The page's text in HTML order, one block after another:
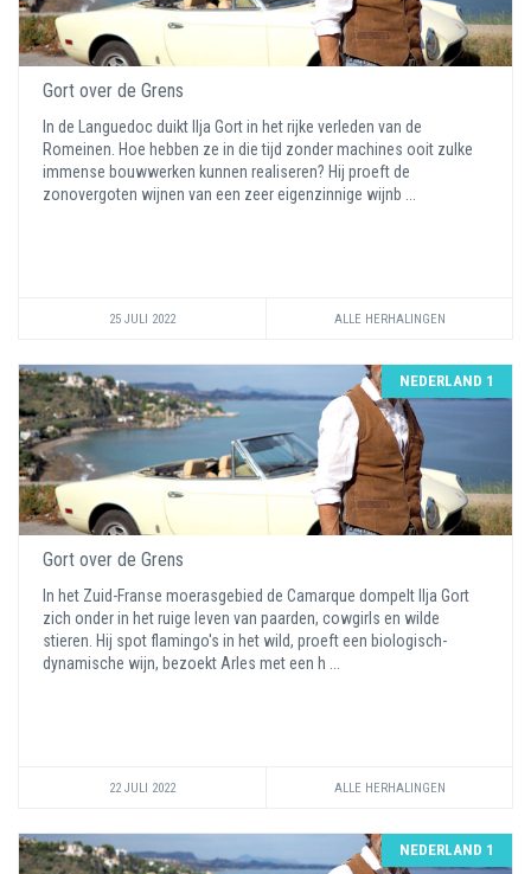
Gort over de Grens
In de Languedoc duikt Ilja Gort in het rijke verleden van de
Romeinen. Hoe hebben ze in die tijd zonder machines ooit zulke
immense bouwwerken kunnen realiseren? Hij proeft de
zonovergoten wijnen van een zeer eigenzinnige wijnb ...
25 JULI 2022 ALLE HERHALINGEN
NEDERLAND 1
Gort over de Grens
In het Zuid-Franse moerasgebied de Camarque dompelt Ilja Gort
zich onder in het ruige leven van paarden, cowgirls en wilde
stieren. Hij spot flamingo's in het wild, proeft een biologisch-
dynamische wijn, bezoekt Arles met een h ...
22 JULI 2022 ALLE HERHALINGEN
NEDERLAND 1